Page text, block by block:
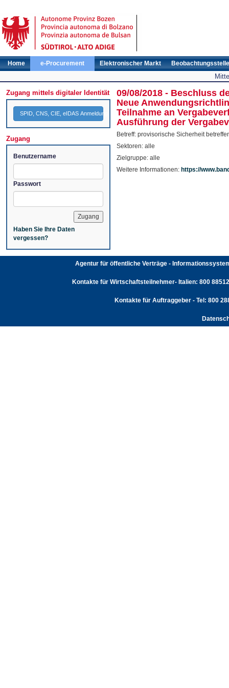
Home e-Procurement Elektronischer Markt Beobachtungsstelle
Zugang mittels digitaler Identität
SPID, CNS, CIE, eIDAS Anmeldung
Zugang
Benutzername
Passwort
Haben Sie Ihre Daten
vergessen?
09/08/2018 - Beschluss
Neue
Teilnahme an
Ausführung der
Betreff: provisorische Sicherheit
Sektoren: alle
Zielgruppe: alle
Weitere Informationen: https://
Agentur für öffentliche Verträge -
Kontakte für Wirtschaftsteilnehmer- Italien: 800
Kontakte für Auftraggeber - Tel: 800